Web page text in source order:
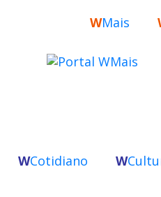
WMais
WCotidiano W